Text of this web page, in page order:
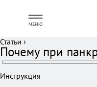
МЕНЮ
Статьи ›
Почему при
Инструкция